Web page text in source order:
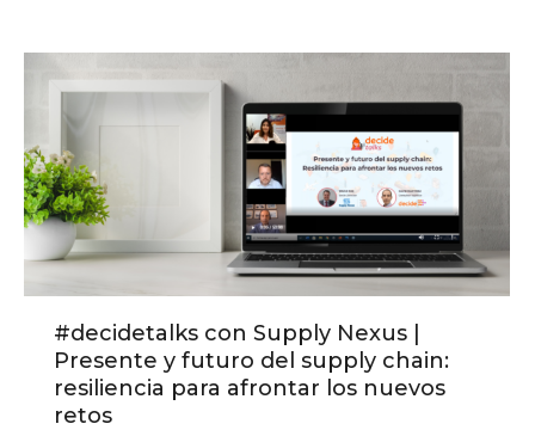
#decidetalks con Supply Nexus |
Presente y futuro del supply chain:
resiliencia para afrontar los nuevos
retos